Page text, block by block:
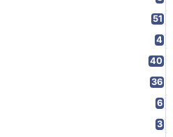
51
4
40
36
6
3